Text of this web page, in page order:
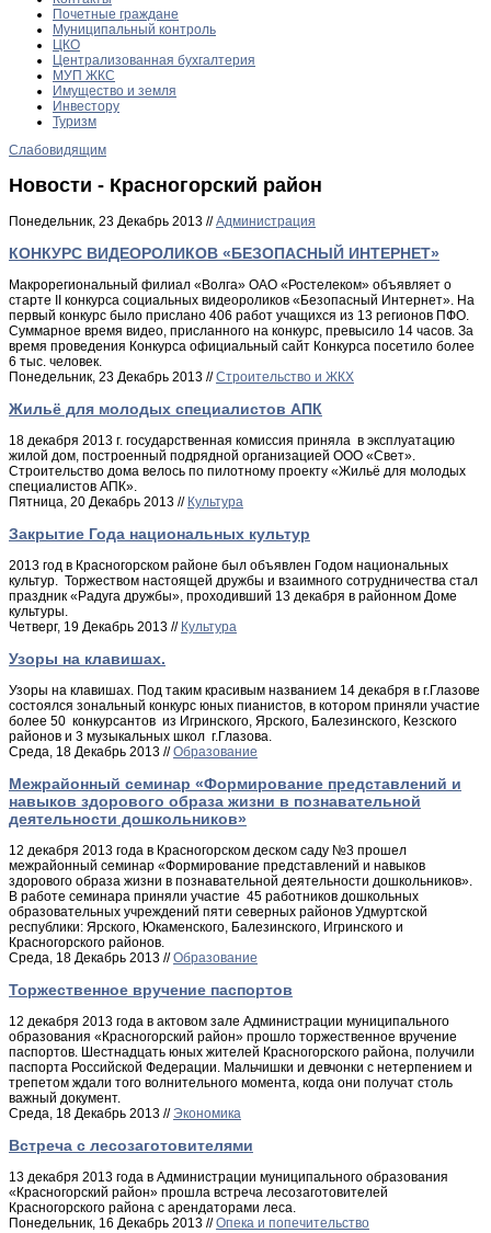
Почетные граждане
Муниципальный контроль
ЦКО
Централизованная бухгалтерия
МУП ЖКС
Имущество и земля
Инвестору
Туризм
Слабовидящим
Новости - Красногорский район
Понедельник, 23 Декабрь 2013 //Администрация
КОНКУРС ВИДЕОРОЛИКОВ «БЕЗОПАСНЫЙ ИНТЕРНЕТ»
Макрорегиональный филиал «Волга» ОАО «Ростелеком» объявляет о
старте II конкурса социальных видеороликов «Безопасный Интернет». На
первый конкурс было прислано 406 работ учащихся из 13 регионов ПФО.
Суммарное время видео, присланного на конкурс, превысило 14 часов. За
время проведения Конкурса официальный сайт Конкурса посетило более
6 тыс. человек.
Понедельник, 23 Декабрь 2013 //Строительство и ЖКХ
Жильё для молодых специалистов АПК
18 декабря 2013 г. государственная комиссия приняла в эксплуатацию
жилой дом, построенный подрядной организацией ООО «Свет».
Строительство дома велось по пилотному проекту «Жильё для молодых
специалистов АПК».
Пятница, 20 Декабрь 2013 // Культура
Закрытие Года национальных культур
2013 год в Красногорском районе был объявлен Годом национальных
культур. Торжеством настоящей дружбы и взаимного сотрудничества стал
праздник «Радуга дружбы», проходивший 13 декабря в районном Доме
культуры.
Четверг, 19 Декабрь 2013 // Культура
Узоры на клавишах.
Узоры на клавишах. Под таким красивым названием 14 декабря в г.Глазове
состоялся зональный конкурс юных пианистов, в котором приняли участие
более 50 конкурсантов из Игринского, Ярского, Балезинского, Кезского
районов и 3 музыкальных школ г.Глазова.
Среда, 18 Декабрь 2013 //Образование
Межрайонный семинар «Формирование представлений и
навыков здорового образа жизни в познавательной
деятельности дошкольников»
12 декабря 2013 года в Красногорском деском саду №3 прошел
межрайонный семинар «Формирование представлений и навыков
здорового образа жизни в познавательной деятельности дошкольников».
В работе семинара приняли участие 45 работников дошкольных
образовательных учреждений пяти северных районов Удмуртской
республики: Ярского, Юкаменского, Балезинского, Игринского и
Красногорского районов.
Среда, 18 Декабрь 2013 //Образование
Торжественное вручение паспортов
12 декабря 2013 года в актовом зале Администрации муниципального
образования «Красногорский район» прошло торжественное вручение
паспортов. Шестнадцать юных жителей Красногорского района, получили
паспорта Российской Федерации. Мальчишки и девчонки с нетерпением и
трепетом ждали того волнительного момента, когда они получат столь
важный документ.
Среда, 18 Декабрь 2013 // Экономика
Встреча с лесозаготовителями
13 декабря 2013 года в Администрации муниципального образования
«Красногорский район» прошла встреча лесозаготовителей
Красногорского района с арендаторами леса.
Понедельник, 16 Декабрь 2013 //Опека и попечительство